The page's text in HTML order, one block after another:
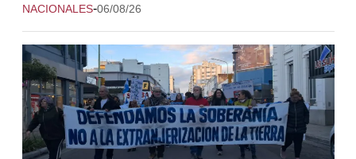
NACIONALES-06/08/26